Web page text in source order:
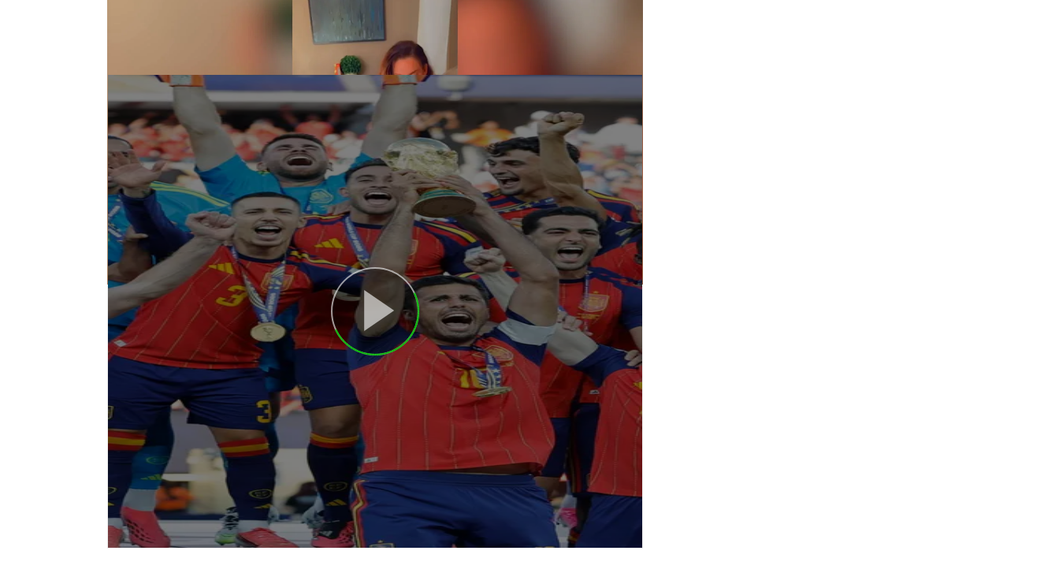
Los mejores memes de la victoria de España ante
Argentina en la final del Mundial